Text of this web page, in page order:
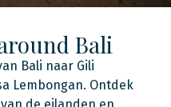
Bali
Bali naar Gili
Lembongan. Ontdek